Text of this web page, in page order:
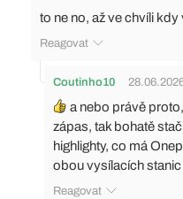
to ne no, až ve chvíli
Reagovat
Coutinho10
a nebo právě
zápas, tak bohatě
highlighty, co má
obou vysílacích stanic
Reagovat